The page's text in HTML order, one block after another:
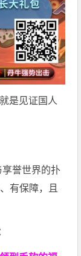
是见证国人
誉世界的扑
有保障，且